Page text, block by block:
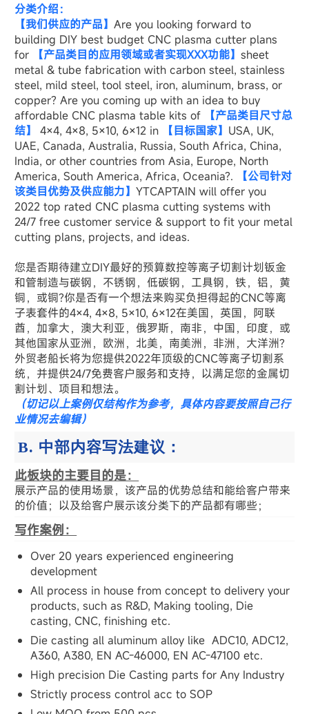
分类介绍：
【我们供应的产品】Are you looking forward to
building DIY best budget CNC plasma cutter plans
for
【产品类目的应用领域或者实现XXX功能】sheet
metal & tube fabrication with carbon steel, stainless
steel, mild steel, tool steel, iron, aluminum, brass, or
copper? Are you coming up with an idea to buy
affordable CNC plasma table kits of
【产品类目尺寸总
结】
4×4, 4×8, 5×10, 6×12 in 【目标国家】 USA, UK,
UAE, Canada, Australia, Russia, South Africa, China,
India, or other countries from Asia, Europe, North
America, South America, Africa, Oceania?.
【公司针对
该类目优势及供应能力】YTCAPTAIN will offer you
2022 top rated CNC plasma cutting systems with
24/7 free customer service & support to fit your metal
cutting plans, projects, and ideas.
您是否期待建立DIY最好的预算数控等离子切割计划钣金
和管制造与碳钢，不锈钢，低碳钢，工具钢，铁，铝，黄
铜，或铜?你是否有一个想法来购买负担得起的CNC等离
子表套件的4×4, 4×8, 5×10, 6×12在美国，英国，阿联
酋，加拿大，澳大利亚，俄罗斯，南非，中国，印度，或
其他国家从亚洲，欧洲，北美，南美洲，非洲，大洋洲?
外贸老船长将为您提供2022年顶级的CNC等离子切割系
统，并提供24/7免费客户服务和支持，以满足您的金属切
割计划、项目和想法。
（切记以上案例仅结构作为参考，具体内容要按照自己行
业情况去编辑）
B. 中部内容写法建议：
此板块的主要目的是：
展示产品的使用场景，该产品的优势总结和能给客户带来
的价值；以及给客户展示该分类下的产品都有哪些；
写作案例：
Over 20 years experienced engineering
development
All process in house from concept to delivery your
products, such as R&D, Making tooling, Die
casting, CNC, finishing etc.
Die casting all aluminum alloy like ADC10, ADC12,
A360, A380, EN AC-46000, EN AC-47100 etc.
High precision Die Casting parts for Any Industry
Strictly process control acc to SOP